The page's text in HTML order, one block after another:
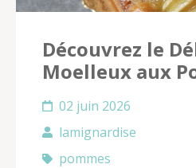
Découvrez le
Moelleux aux
02 juin 2026
lamignardise
pommes